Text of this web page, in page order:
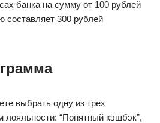
банка на сумму от 100 рублей
составляет 300 рублей
выбрать одну из трех
лояльности: “Понятный кэшбэк”,